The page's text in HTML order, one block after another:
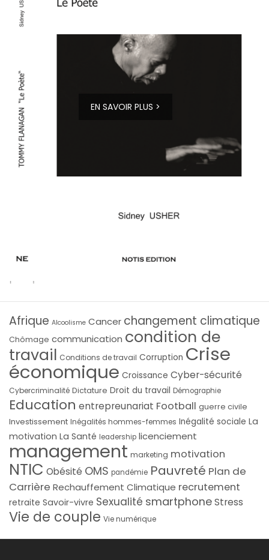
EN SAVOIR PLUS >
Afrique Alcoolisme Cancer changement climatique
Chômage communication condition de
travail Conditions de travail Corruption Crise
économique Croissance Cyber-sécurité
Cybercriminalité Dictature Droit du travail Démographie
Education entrepreunariat Football guerre civile
Investissement Inégalités hommes-femmes Inégalité sociale La
motivation La Santé leadership licenciement
management marketing motivation
NTIC Obésité OMS pandémie Pauvreté Plan de
Carrière Rechauffement Climatique recrutement
retraite Savoir-vivre Sexualité smartphoneStress
Vie de couple Vie numérique